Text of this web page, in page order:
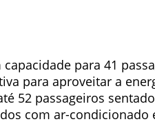
para 41
para aproveitar a
52 passageiros
com ar-condicionado